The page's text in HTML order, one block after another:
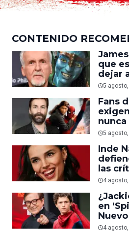
CONTENIDO
que
dejar
5
Fans
5
Inde
las
es
4
en
Daniel
4